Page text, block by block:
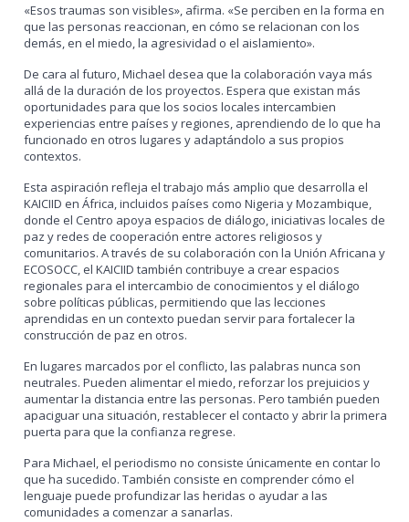
«Esos traumas son visibles», afirma. «Se perciben en la forma en
que las personas reaccionan, en cómo se relacionan con los
demás, en el miedo, la agresividad o el aislamiento».
De cara al futuro, Michael desea que la colaboración vaya más
allá de la duración de los proyectos. Espera que existan más
oportunidades para que los socios locales intercambien
experiencias entre países y regiones, aprendiendo de lo que ha
funcionado en otros lugares y adaptándolo a sus propios
contextos.
Esta aspiración refleja el trabajo más amplio que desarrolla el
KAICIID en África, incluidos países como Nigeria y Mozambique,
donde el Centro apoya espacios de diálogo, iniciativas locales de
paz y redes de cooperación entre actores religiosos y
comunitarios. A través de su colaboración con la Unión Africana y
ECOSOCC, el KAICIID también contribuye a crear espacios
regionales para el intercambio de conocimientos y el diálogo
sobre políticas públicas, permitiendo que las lecciones
aprendidas en un contexto puedan servir para fortalecer la
construcción de paz en otros.
En lugares marcados por el conflicto, las palabras nunca son
neutrales. Pueden alimentar el miedo, reforzar los prejuicios y
aumentar la distancia entre las personas. Pero también pueden
apaciguar una situación, restablecer el contacto y abrir la primera
puerta para que la confianza regrese.
Para Michael, el periodismo no consiste únicamente en contar lo
que ha sucedido. También consiste en comprender cómo el
lenguaje puede profundizar las heridas o ayudar a las
comunidades a comenzar a sanarlas.